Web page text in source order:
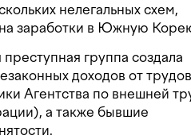
нелегальных схем,
на заработки в Южную
группа создала
доходов от
Агентства по внешней
а также бывшие